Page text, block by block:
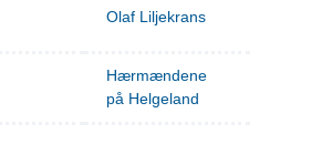
Olaf Liljekrans
Hærmændene
på Helgeland